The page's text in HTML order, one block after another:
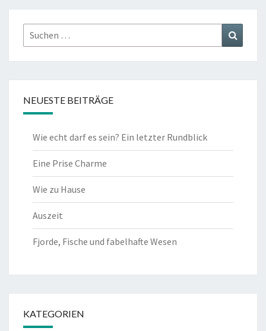
Suchen
nach:
NEUESTE BEITRÄGE
Wie echt darf es sein? Ein letzter Rundblick
Eine Prise Charme
Wie zu Hause
Auszeit
Fjorde, Fische und fabelhafte Wesen
KATEGORIEN